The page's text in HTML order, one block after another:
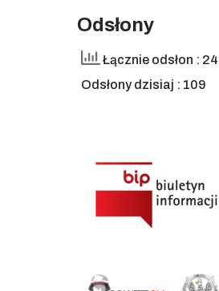
Odsłony
Łącznie odsłon :
Odsłony dzisiaj : 109